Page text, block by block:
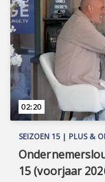
de natuur, luxe
investering bij
SEIZOEN 15 | PLUS &
15 (voorjaar
02:20